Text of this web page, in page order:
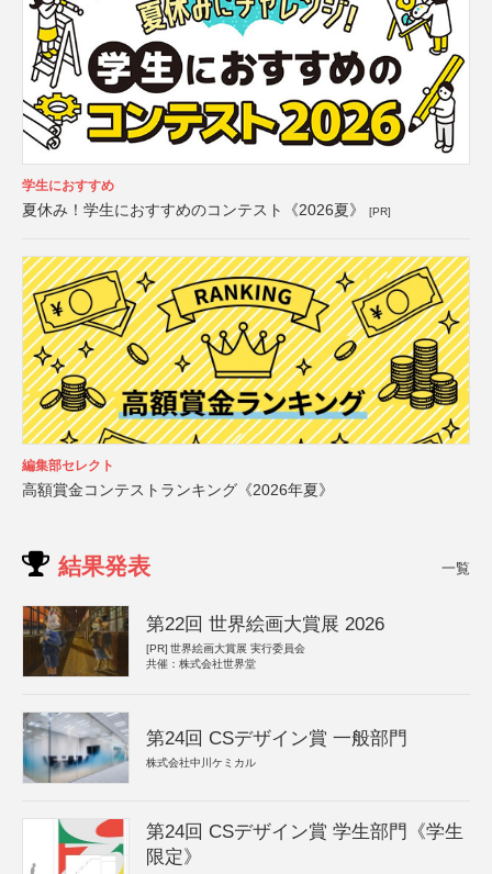
学生におすすめ
夏休み！学生におすすめのコンテスト《2026夏》 [PR]
編集部セレクト
高額賞金コンテストランキング《2026年夏》
結果発表 一覧
第22回 世界絵画大賞展 2026
[PR] 世界絵画大賞展 実行委員会
共催：株式会社世界堂
第24回 CSデザイン賞 一般部門
株式会社中川ケミカル
第24回 CSデザイン賞 学生部門《学生
限定》